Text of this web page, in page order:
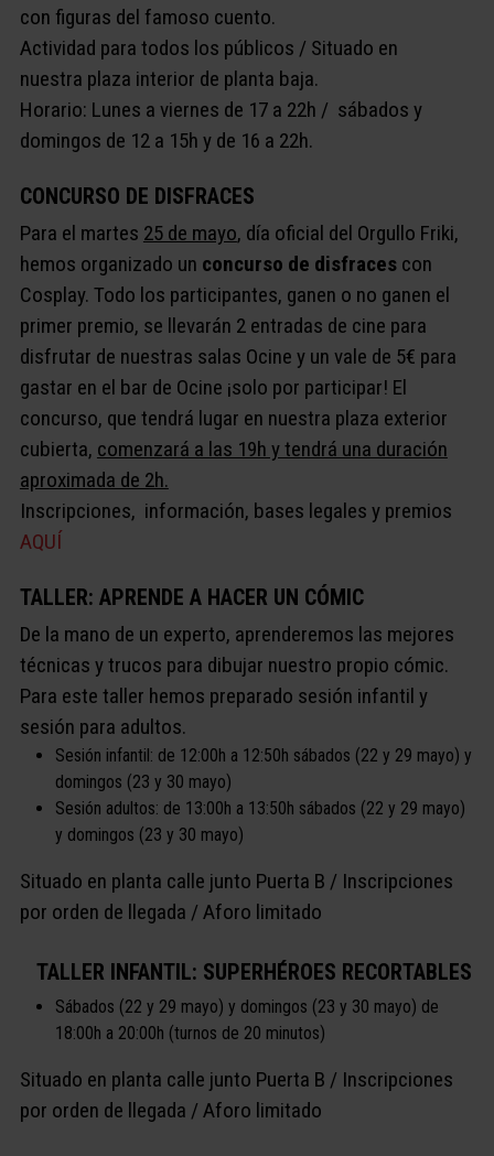
con figuras del famoso cuento.
Actividad para todos los públicos / Situado en
nuestra plaza interior de planta baja.
Horario: Lunes a viernes de 17 a 22h / sábados y
domingos de 12 a 15h y de 16 a 22h.
CONCURSO DE DISFRACES
Para el martes 25 de mayo, día oficial del Orgullo Friki,
hemos organizado un concurso de disfracescon
Cosplay. Todo los participantes, ganen o no ganen el
primer premio, se llevarán 2 entradas de cine para
disfrutar de nuestras salas Ocine y un vale de 5€ para
gastar en el bar de Ocine ¡solo por participar! El
concurso, que tendrá lugar en nuestra plaza exterior
cubierta, comenzará a las 19h y tendrá una duración
aproximada de 2h.
Inscripciones, información, bases legales y premios
AQUÍ
TALLER: APRENDE A HACER UN CÓMIC
De la mano de un experto, aprenderemos las mejores
técnicas y trucos para dibujar nuestro propio cómic.
Para este taller hemos preparado sesión infantil y
sesión para adultos.
Sesión infantil: de 12:00h a 12:50h sábados (22 y 29 mayo) y
domingos (23 y 30 mayo)
Sesión adultos: de 13:00h a 13:50h sábados (22 y 29 mayo)
y domingos (23 y 30 mayo)
Situado en planta calle junto Puerta B / Inscripciones
por orden de llegada / Aforo limitado
TALLER INFANTIL: SUPERHÉROES RECORTABLES
Sábados (22 y 29 mayo) y domingos (23 y 30 mayo) de
18:00h a 20:00h (turnos de 20 minutos)
Situado en planta calle junto Puerta B / Inscripciones
por orden de llegada / Aforo limitado